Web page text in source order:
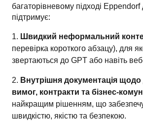
багаторівневому підході
підтримує:
Швидкий неформальний
перевірка короткого абзацу), для
звертаються до GPT або навіть
Внутрішня документація
вимог, контракти та бізнес-
найкращим рішенням, що
швидкістю, якістю та безпекою.